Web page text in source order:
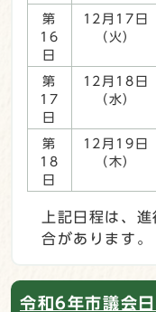
第
16
日
12月17日
（火）
第
17
日
12月18日
（水）
第
18
日
12月19日
（木）
上記日程は、
合があります。
令和6年市議会